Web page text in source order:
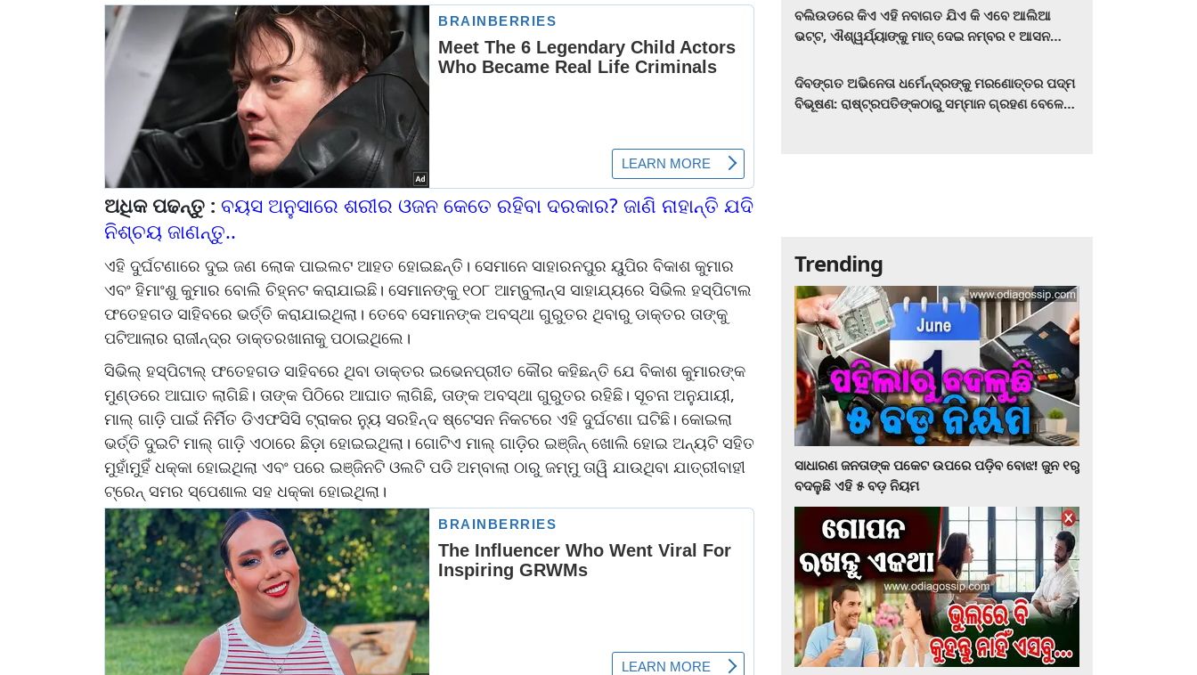
ଅଧିକ ପଢନ୍ତୁ : ବୟସ ଅନୁସାରେ ଶରୀର ଓଜନ କେତେ ରହିବା ଦରକାର? ଜାଣି ନାହାନ୍ତି ଯଦି
ନିଶ୍ଚୟ ଜାଣନ୍ତୁ..
ଏହି ଦୁର୍ଘଟଣାରେ ଦୁଇ ଜଣ ଲୋକ ପାଇଲଟ ଆହତ ହୋଇଛନ୍ତି। ସେମାନେ ସାହାରନପୁର ୟୁପିର ବିକାଶ କୁମାର
ଏବଂ ହିମାଂଶୁ କୁମାର ବୋଲି ଚିହ୍ନଟ କରାଯାଇଛି। ସେମାନଙ୍କୁ ୧୦୮ ଆମ୍ବୁଲାନ୍ସ ସାହାଯ୍ୟରେ ସିଭିଲ ହସ୍ପିଟାଲ
ଫତେହଗଡ ସାହିବରେ ଭର୍ତ୍ତି କରାଯାଇଥିଲା। ତେବେ ସେମାନଙ୍କ ଅବସ୍ଥା ଗୁରୁତର ଥିବାରୁ ଡାକ୍ତର ତାଙ୍କୁ
ପଟିଆଲାର ରାଜୀନ୍ଦ୍ର ଡାକ୍ତରଖାନାକୁ ପଠାଇଥିଲେ।
ସିଭିଲ୍ ହସ୍ପିଟାଲ୍ ଫତେହଗଡ ସାହିବରେ ଥିବା ଡାକ୍ତର ଇଭେନପ୍ରୀତ କୌର କହିଛନ୍ତି ଯେ ବିକାଶ କୁମାରଙ୍କ
ମୁଣ୍ଡରେ ଆଘାତ ଲାଗିଛି। ତାଙ୍କ ପିଠିରେ ଆଘାତ ଲାଗିଛି, ତାଙ୍କ ଅବସ୍ଥା ଗୁରୁତର ରହିଛି। ସୂଚନା ଅନୁଯାୟୀ,
ମାଲ୍ ଗାଡ଼ି ପାଇଁ ନିର୍ମିତ ଡିଏଫସିସି ଟ୍ରାକର ନ୍ୟୁ ସରହିନ୍ଦ ଷ୍ଟେସନ ନିକଟରେ ଏହି ଦୁର୍ଘଟଣା ଘଟିଛି। କୋଇଲା
ଭର୍ତ୍ତି ଦୁଇଟି ମାଲ୍ ଗାଡ଼ି ଏଠାରେ ଛିଡ଼ା ହୋଇଇଥିଲା। ଗୋଟିଏ ମାଲ୍ ଗାଡ଼ିର ଇଞ୍ଜିନ୍ ଖୋଲି ହୋଇ ଅନ୍ୟଟି ସହିତ
ମୁହାଁମୁହିଁ ଧକ୍କା ହୋଇଥିଲା ଏବଂ ପରେ ଇଞ୍ଜିନଟି ଓଲଟି ପଡି ଅମ୍ବାଲା ଠାରୁ ଜମ୍ମୁ ତାୱି ଯାଉଥିବା ଯାତ୍ରୀବାହୀ
ଟ୍ରେନ୍ ସମର ସ୍ପେଶାଲ ସହ ଧକ୍କା ହୋଇଥିଲା।
ବଲିଉଡରେ କିଏ ଏହି ନବାଗତ ଯିଏ କି ଏବେ ଆଲିଆ
ଭଟ୍ଟ, ଐଶ୍ୱର୍ଯ୍ୟାଙ୍କୁ ମାତ୍‌ ଦେଇ ନମ୍ବର ୧ ଆସନ
ଦିବଙ୍ଗତ ଅଭିନେତା ଧର୍ମେନ୍ଦ୍ରଙ୍କୁ ମରଣୋତ୍ତର ପଦ୍ମ
ବିଭୂଷଣ: ରାଷ୍ଟ୍ରପତିଙ୍କଠାରୁ ସମ୍ମାନ ଗ୍ରହଣ ବେଳେ
Trending
ସାଧାରଣ ଜନତାଙ୍କ ପକେଟ ଉପରେ ପଡ଼ିବ ବୋଝ! ଜୁନ ୧ରୁ
ବଦଳୁଛି ଏହି ୫ ବଡ଼ ନିୟମ